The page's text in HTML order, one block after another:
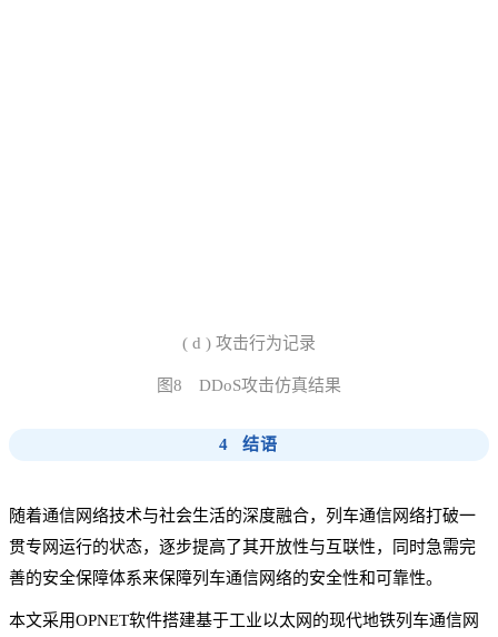
( d ) 攻击行为记录
图8 DDoS攻击仿真结果
4 结语
随着通信网络技术与社会生活的深度融合，列车通信网络打破一
贯专网运行的状态，逐步提高了其开放性与互联性，同时急需完
善的安全保障体系来保障列车通信网络的安全性和可靠性。
本文采用OPNET软件搭建基于工业以太网的现代地铁列车通信网